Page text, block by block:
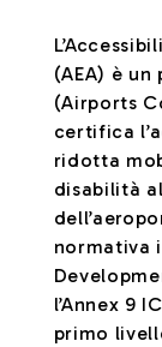
(AEA) è
(Airports
certifica
ridotta
disabilità
normativa
l’Annex 9
primo